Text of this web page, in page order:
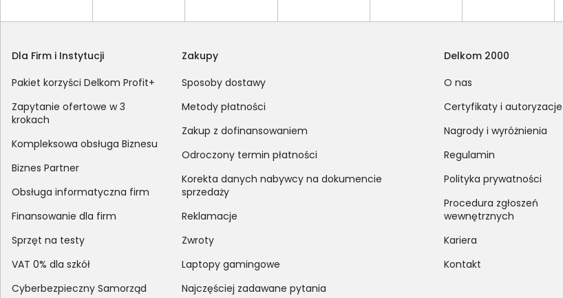
Dla Firm i Instytucji
Pakiet korzyści Delkom Profit+
Zapytanie ofertowe w 3
krokach
Kompleksowa obsługa Biznesu
Biznes Partner
Obsługa informatyczna firm
Finansowanie dla firm
Sprzęt na testy
VAT 0% dla szkół
Cyberbezpieczny Samorząd
Zakupy
Sposoby dostawy
Metody płatności
Zakup z dofinansowaniem
Odroczony termin płatności
Korekta danych nabywcy na dokumencie
sprzedaży
Reklamacje
Zwroty
Laptopy gamingowe
Najczęściej zadawane pytania
Delkom 2000
O nas
Certyfikaty i autoryzacje
Nagrody i wyróżnienia
Regulamin
Polityka prywatności
Procedura zgłoszeń
wewnętrznych
Kariera
Kontakt